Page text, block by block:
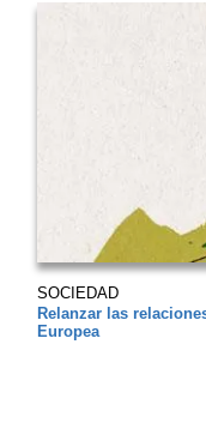
SOCIEDAD
Relanzar las
Europea